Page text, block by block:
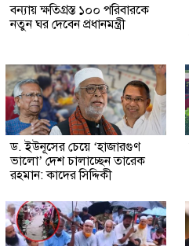
বন্যায় ক্ষতিগ্রস্ত ১০০ পরিবারকে
নতুন ঘর দেবেন প্রধানমন্ত্রী
ড. ইউনূসের চেয়ে ‘হাজারগুণ
ভালো’ দেশ চালাচ্ছেন তারেক
রহমান: কাদের সিদ্দিকী